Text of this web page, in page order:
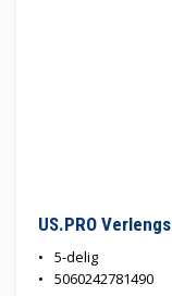
US.PRO
5-delig
5060242781490